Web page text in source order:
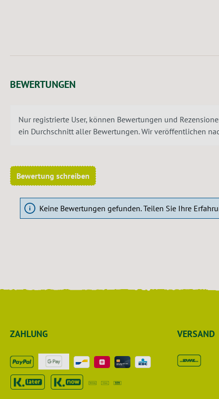
BEWERTUNGEN
Nur registrierte User, können Bewertungen und
ein Durchschnitt aller Bewertungen. Wir veröffentlichen
Bewertung schreiben
Keine Bewertungen gefunden. Teilen Sie Ihre
ZAHLUNG VERSAND